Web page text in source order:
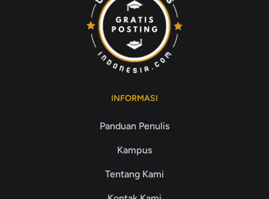
INFORMASI
Panduan Penulis
Kampus
Tentang Kami